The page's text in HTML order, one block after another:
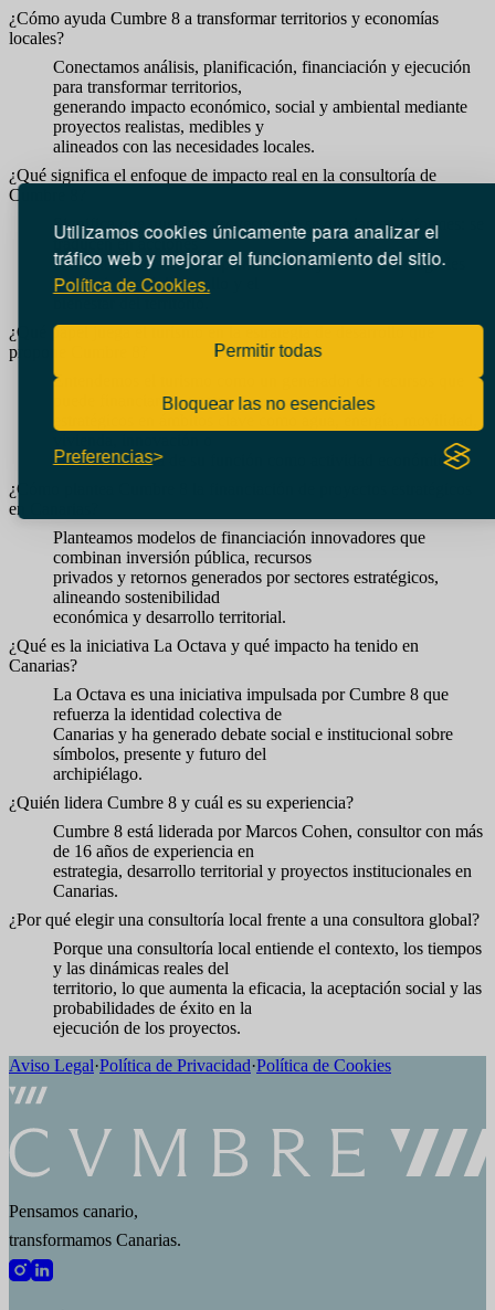
Utilizamos cookies únicamente para analizar el
tráfico web y mejorar el funcionamiento del sitio.
Política de Cookies.
Permitir todas
Bloquear las no esenciales
Preferencias
¿Cómo ayuda Cumbre 8 a transformar territorios y economías
locales?
Conectamos análisis, planificación, financiación y ejecución
para transformar territorios,
generando impacto económico, social y ambiental mediante
proyectos realistas, medibles y
alineados con las necesidades locales.
¿Qué significa el enfoque de impacto real en la consultoría de
Cumbre 8?
Significa que nuestros proyectos no se quedan en informes: se
traducen en acciones
concretas, decisiones implementables y resultados tangibles
que mejoran el desarrollo y el
¿Qué papel juega el turismo en la estrategia de desarrollo que
propone Cumbre 8?
Entendemos el turismo como un generador de recursos que
puede financiar proyectos
talento, más allá de su función como actividad económica.
¿Cómo plantea Cumbre 8 la financiación de proyectos estratégicos
en Canarias?
Planteamos modelos de financiación innovadores que
combinan inversión pública, recursos
privados y retornos generados por sectores estratégicos,
alineando sostenibilidad
económica y desarrollo territorial.
¿Qué es la iniciativa La Octava y qué impacto ha tenido en
Canarias?
La Octava es una iniciativa impulsada por Cumbre 8 que
refuerza la identidad colectiva de
Canarias y ha generado debate social e institucional sobre
símbolos, presente y futuro del
archipiélago.
¿Quién lidera Cumbre 8 y cuál es su experiencia?
Cumbre 8 está liderada por Marcos Cohen, consultor con más
de 16 años de experiencia en
estrategia, desarrollo territorial y proyectos institucionales en
Canarias.
¿Por qué elegir una consultoría local frente a una consultora global?
Porque una consultoría local entiende el contexto, los tiempos
y las dinámicas reales del
territorio, lo que aumenta la eficacia, la aceptación social y las
probabilidades de éxito en la
ejecución de los proyectos.
Aviso Legal·Política de Privacidad·Política de Cookies
Pensamos canario,
transformamos Canarias.